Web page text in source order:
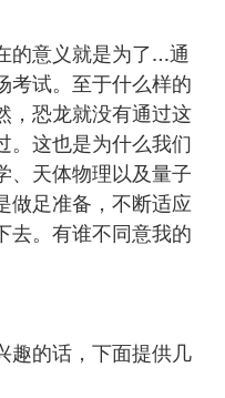
的意义就是为了…通
考试。至于什么样的
，恐龙就没有通过这
。这也是为什么我们
、天体物理以及量子
做足准备，不断适应
去。有谁不同意我的
趣的话，下面提供几